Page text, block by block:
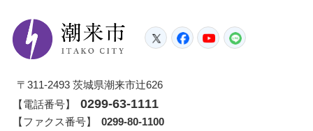
潮来市
TwitterFacebook
YouTube
〒311-2493 茨城県潮来市辻626
【電話番号】
0299-63-1111
【ファクス番号】
0299-80-1100